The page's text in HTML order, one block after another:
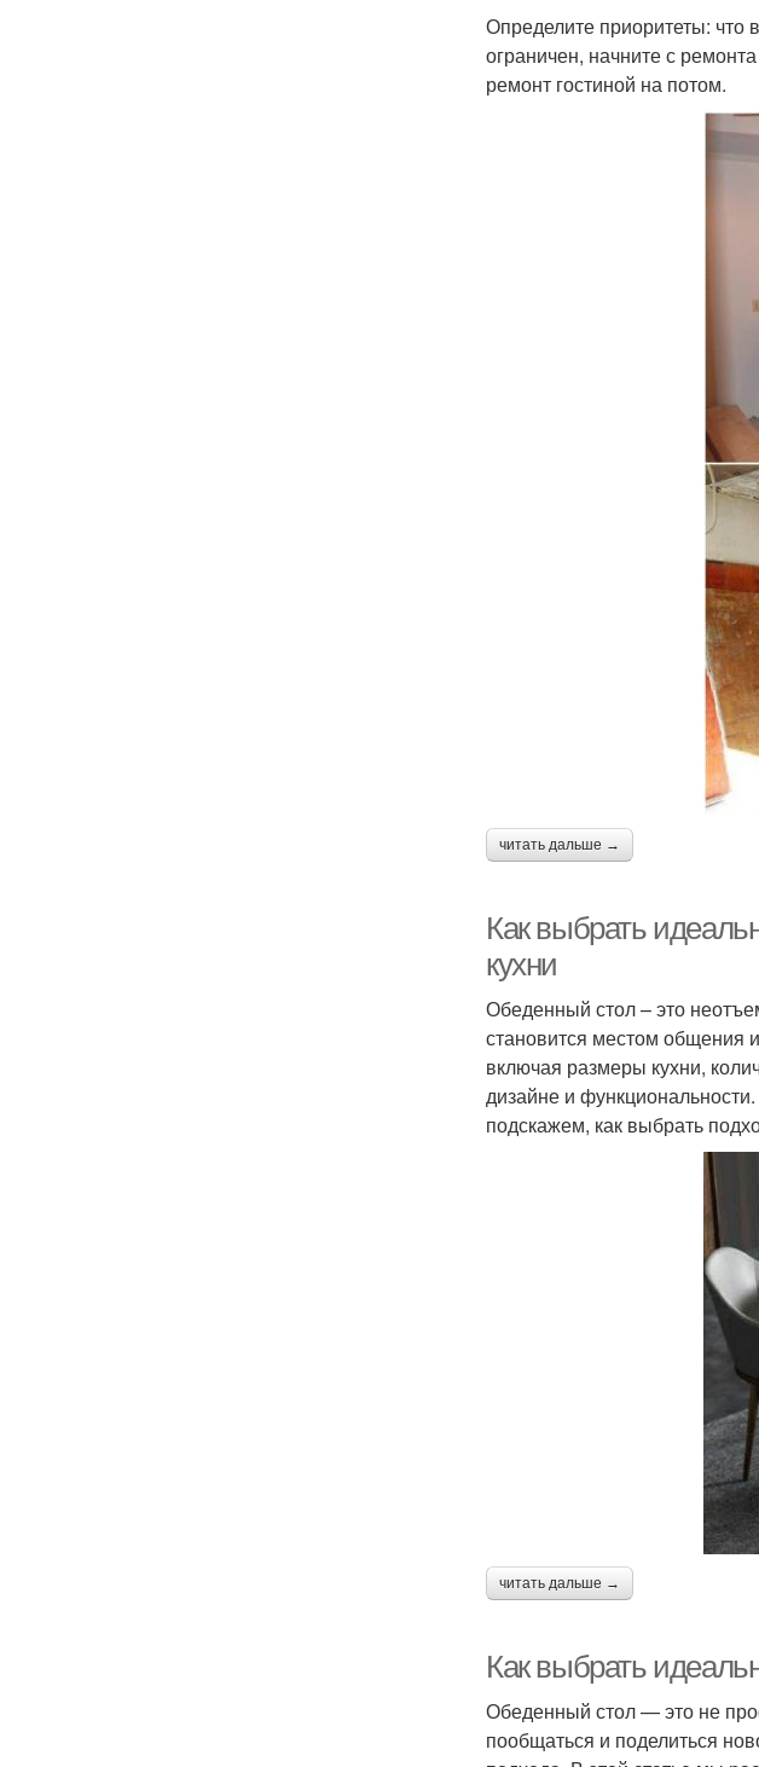
Определите приоритеты:
ограничен, начните с
ремонт гостиной на потом.
читать дальше →
Как выбрать
кухни
Обеденный стол – это
становится местом общения
включая размеры кухни,
дизайне и
подскажем, как выбрать
читать дальше →
Как выбрать
Обеденный стол — это не
пообщаться и поделиться